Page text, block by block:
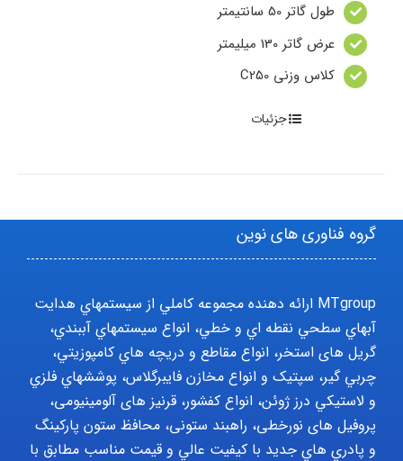
طول گاتر 50 سانتیمتر
عرض گاتر 130 میلیمتر
کلاس وزنی C250
جزئیات
گروه فناوری های نوین
MTgroup ارائه دهنده مجموعه کاملي از سيستمهاي هدايت
آبهاي سطحي نقطه اي و خطي، انواع سيستمهاي آببندي،
گریل های استخر، انواع مقاطع و دريچه هاي کامپوزيتي،
چربي گير، سپتيک و انواع مخازن فايبرگلاس، پوششهاي فلزي
و لاستيکي درز ژوئن، انواع کفشور، قرنیز های آلومینیومی،
پروفیل های نورخطی، راهبند ستونی، محافظ ستون پارکينگ
و پادري هاي جديد با کيفيت عالي و قيمت مناسب مطابق با